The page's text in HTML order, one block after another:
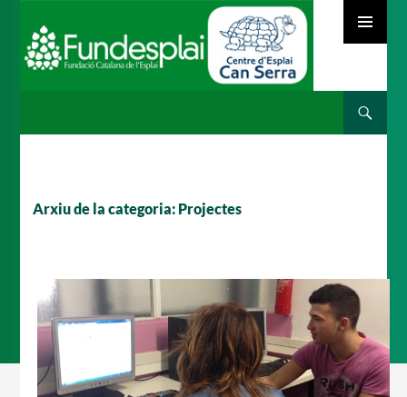
Arxiu de la categoria: Projectes
MÓN ESCOLAR
ALBERG CENTRE ESPLAI
FORMACIÓ